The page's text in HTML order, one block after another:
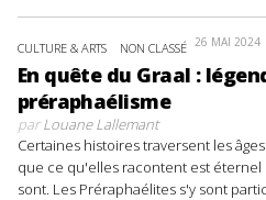
CULTURE & ARTS NON CLASSÉ 26 MAI 2024
En quête du Graal :
préraphaélisme
parLouane Lallemant
Certaines histoires traversent les
que ce qu'elles racontent est éternel
sont. Les Préraphaélites s'y sont